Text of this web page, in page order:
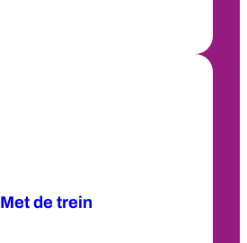
Met de trein